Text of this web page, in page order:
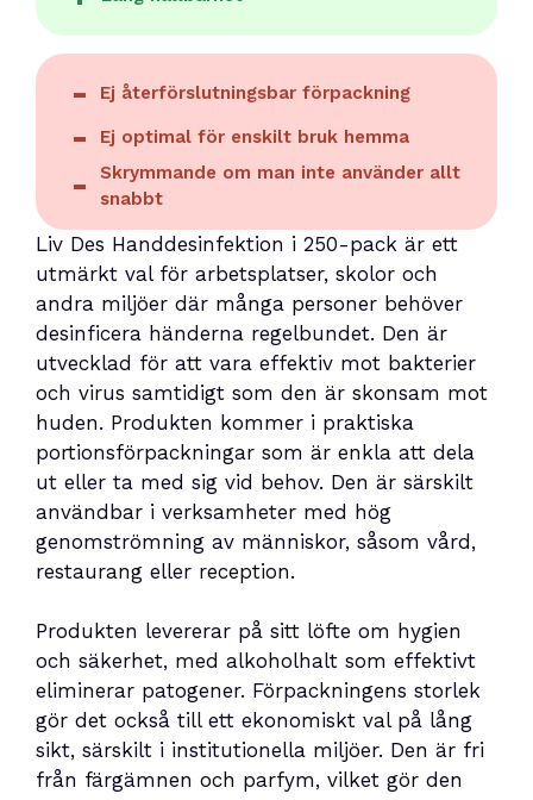
Ej återförslutningsbar förpackning
Ej optimal för enskilt bruk hemma
Skrymmande om man inte använder allt
snabbt
Liv Des Handdesinfektion i 250-pack är ett
utmärkt val för arbetsplatser, skolor och
andra miljöer där många personer behöver
desinficera händerna regelbundet. Den är
utvecklad för att vara effektiv mot bakterier
och virus samtidigt som den är skonsam mot
huden. Produkten kommer i praktiska
portionsförpackningar som är enkla att dela
ut eller ta med sig vid behov. Den är särskilt
användbar i verksamheter med hög
genomströmning av människor, såsom vård,
restaurang eller reception.
Produkten levererar på sitt löfte om hygien
och säkerhet, med alkoholhalt som effektivt
eliminerar patogener. Förpackningens storlek
gör det också till ett ekonomiskt val på lång
sikt, särskilt i institutionella miljöer. Den är fri
från färgämnen och parfym, vilket gör den